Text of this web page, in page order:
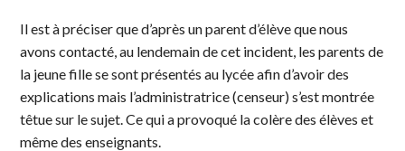
Il est à préciser que d’après un parent d’élève que nous
avons contacté, au lendemain de cet incident, les parents de
la jeune fille se sont présentés au lycée afin d’avoir des
explications mais l’administratrice (censeur) s’est montrée
têtue sur le sujet. Ce qui a provoqué la colère des élèves et
même des enseignants.